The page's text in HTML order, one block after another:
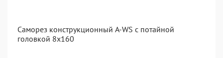
Саморез конструкционный A-WS с потайной
головкой 8x160